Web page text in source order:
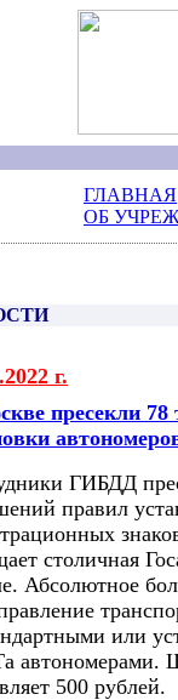
ГЛАВНАЯ
ОБ
г.
пресекли
ГИБДД
правил
столичная
Абсолютное
или
автономерами.
500 рублей.